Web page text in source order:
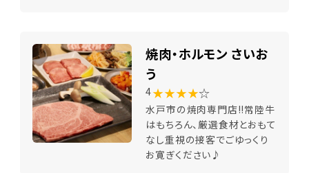
焼肉・ホルモン さいお
う
4★★★★☆
水戸市の焼肉専門店!!常陸牛
はもちろん、厳選食材とおもて
なし重視の接客でごゆっくり
お寛ぎください♪